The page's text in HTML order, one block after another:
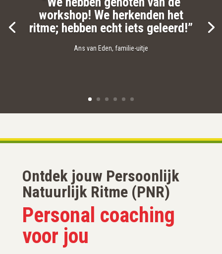
workshop! We herkenden het
ritme; hebben echt iets geleerd!”
Ans van Eden, familie-uitje
Ontdek jouw Persoonlijk
Natuurlijk Ritme (PNR)
Personal coaching
voor jou